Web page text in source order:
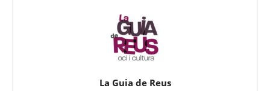
La Guia de Reus